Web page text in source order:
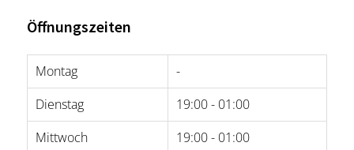
Öffnungszeiten
Montag
-
Dienstag
19:00 - 01:00
Mittwoch
19:00 - 01:00